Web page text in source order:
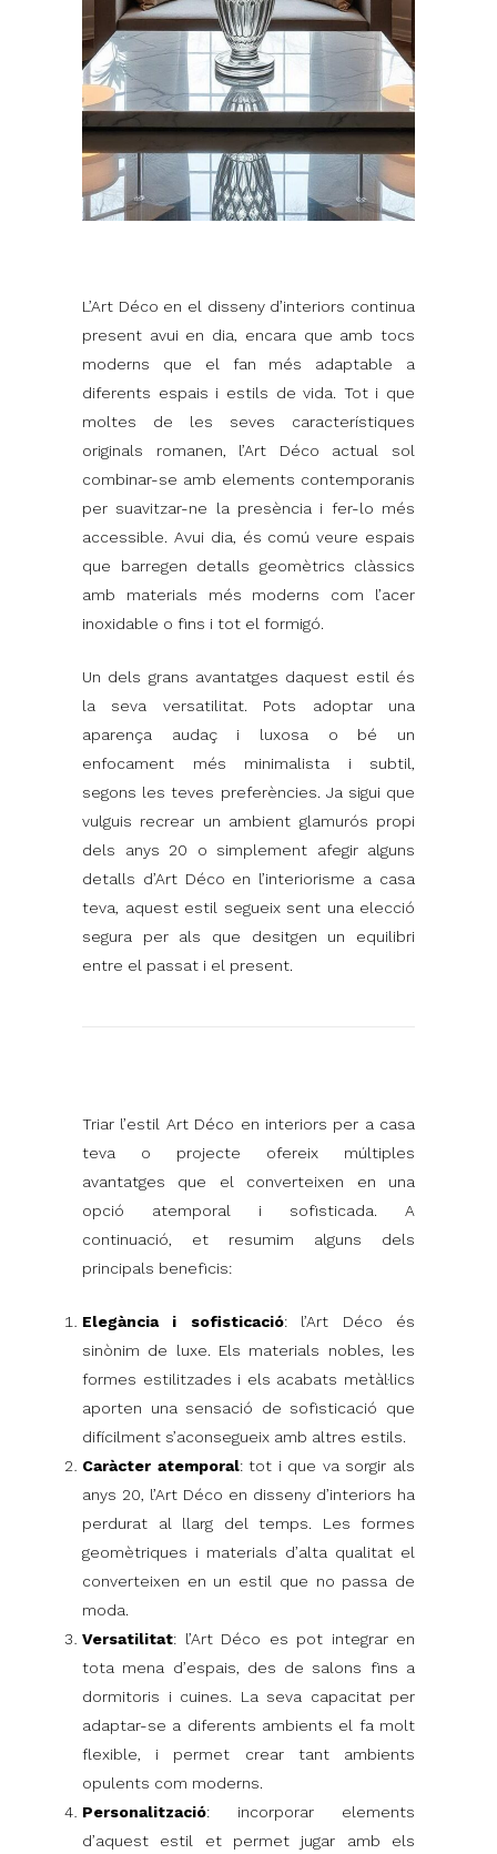
L’Art Déco en el disseny d’interiors continua
present avui en dia, encara que amb tocs
moderns que el fan més adaptable a
diferents espais i estils de vida. Tot i que
moltes de les seves característiques
originals romanen, l’Art Déco actual sol
combinar-se amb elements contemporanis
per suavitzar-ne la presència i fer-lo més
accessible. Avui dia, és comú veure espais
que barregen detalls geomètrics clàssics
amb materials més moderns com l’acer
inoxidable o fins i tot el formigó.
Un dels grans avantatges daquest estil és
la seva versatilitat. Pots adoptar una
aparença audaç i luxosa o bé un
enfocament més minimalista i subtil,
segons les teves preferències. Ja sigui que
vulguis recrear un ambient glamurós propi
dels anys 20 o simplement afegir alguns
detalls d’Art Déco en l’interiorisme a casa
teva, aquest estil segueix sent una elecció
segura per als que desitgen un equilibri
entre el passat i el present.
Triar l’estil Art Déco en interiors per a casa
teva o projecte ofereix múltiples
avantatges que el converteixen en una
opció atemporal i sofisticada. A
continuació, et resumim alguns dels
principals beneficis:
Elegància i sofisticació: l’Art Déco és
sinònim de luxe. Els materials nobles, les
formes estilitzades i els acabats metàl·lics
aporten una sensació de sofisticació que
difícilment s’aconsegueix amb altres estils.
Caràcter atemporal: tot i que va sorgir als
anys 20, l’Art Déco en disseny d’interiors ha
perdurat al llarg del temps. Les formes
geomètriques i materials d’alta qualitat el
converteixen en un estil que no passa de
moda.
Versatilitat: l’Art Déco es pot integrar en
tota mena d’espais, des de salons fins a
dormitoris i cuines. La seva capacitat per
adaptar-se a diferents ambients el fa molt
flexible, i permet crear tant ambients
opulents com moderns.
Personalització: incorporar elements
d’aquest estil et permet jugar amb els